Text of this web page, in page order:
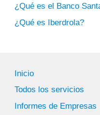
¿Qué es el Banco
¿Qué es Iberdrola?
Inicio
Todos los servicios
Informes de Empresas